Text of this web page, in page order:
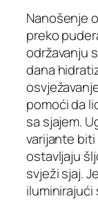
Nanošenje
preko
održavanju
dana
pomoći da
sa sjajem.
varijante
ostavljaju
svježi sjaj.
iluminirajući